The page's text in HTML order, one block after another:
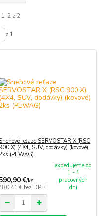
2 z 2
z 1
Snehové reťaze SERVOSTAR X (RSC
900 X) (4X4, SUV, dodávky) (kovové)
2ks (PEWAG)
590,90 €/ks
€ bez DPH
expedujeme do
1 - 4
pracovných
dní